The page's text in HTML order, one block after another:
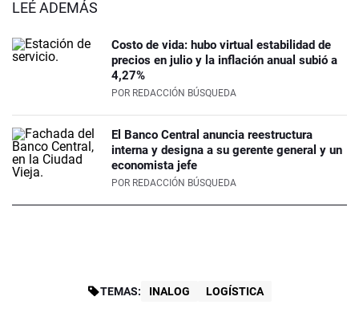
LEÉ ADEMÁS
Costo de vida: hubo virtual estabilidad de
precios en julio y la inflación anual subió a
4,27%
POR REDACCIÓN BÚSQUEDA
El Banco Central anuncia reestructura
interna y designa a su gerente general y un
economista jefe
POR REDACCIÓN BÚSQUEDA
TEMAS: INALOG LOGÍSTICA